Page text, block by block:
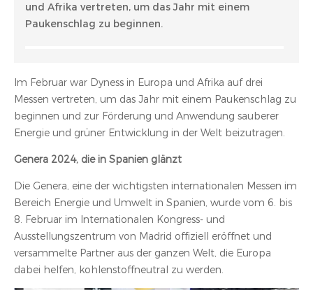
und Afrika vertreten, um das Jahr mit einem
Paukenschlag zu beginnen.
Im Februar war Dyness in Europa und Afrika auf drei
Messen vertreten, um das Jahr mit einem Paukenschlag zu
beginnen und zur Förderung und Anwendung sauberer
Energie und grüner Entwicklung in der Welt beizutragen.
Genera 2024, die in Spanien glänzt
Die Genera, eine der wichtigsten internationalen Messen im
Bereich Energie und Umwelt in Spanien, wurde vom 6. bis
8. Februar im Internationalen Kongress- und
Ausstellungszentrum von Madrid offiziell eröffnet und
versammelte Partner aus der ganzen Welt, die Europa
dabei helfen, kohlenstoffneutral zu werden.